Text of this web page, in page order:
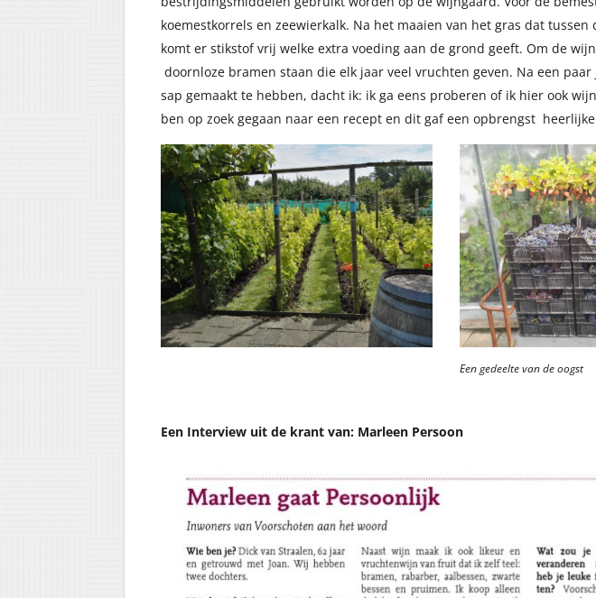
koemestkorrels en zeewierkalk. Na het maaien van het gras dat
komt er stikstof vrij welke extra voeding aan de grond geeft. Om de
doornloze bramen staan die elk jaar veel vruchten geven. Na een
sap gemaakt te hebben, dacht ik: ik ga eens proberen of ik hier ook
ben op zoek gegaan naar een recept en dit gaf een opbrengst
Een gedeelte van de oogst
Een Interview uit de krant van: Marleen Persoon